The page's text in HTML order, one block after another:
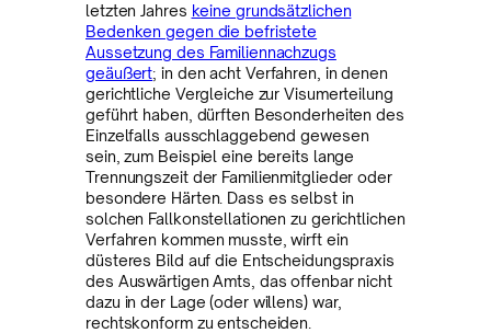
letzten Jahres keine grundsätzlichen
Bedenken gegen die befristete
Aussetzung des Familiennachzugs
geäußert; in den acht Verfahren, in denen
gerichtliche Vergleiche zur Visumerteilung
geführt haben, dürften Besonderheiten des
Einzelfalls ausschlaggebend gewesen
sein, zum Beispiel eine bereits lange
Trennungszeit der Familienmitglieder oder
besondere Härten. Dass es selbst in
solchen Fallkonstellationen zu gerichtlichen
Verfahren kommen musste, wirft ein
düsteres Bild auf die Entscheidungspraxis
des Auswärtigen Amts, das offenbar nicht
dazu in der Lage (oder willens) war,
rechtskonform zu entscheiden.